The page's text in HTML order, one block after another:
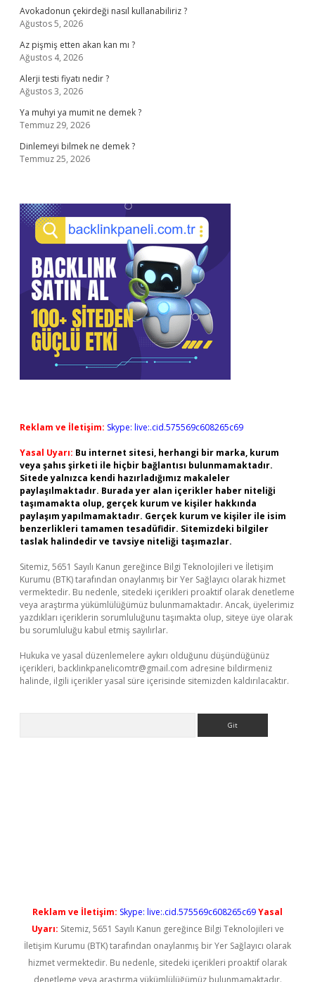
Avokadonun çekirdeği nasıl kullanabiliriz ?
Ağustos 5, 2026
Az pişmiş etten akan kan mı ?
Ağustos 4, 2026
Alerji testi fiyatı nedir ?
Ağustos 3, 2026
Ya muhyi ya mumit ne demek ?
Temmuz 29, 2026
Dinlemeyi bilmek ne demek ?
Temmuz 25, 2026
Reklam ve İletişim: Skype: live:.cid.575569c608265c69
Yasal Uyarı: Bu internet sitesi, herhangi bir marka, kurum
veya şahıs şirketi ile hiçbir bağlantısı bulunmamaktadır.
Sitede yalnızca kendi hazırladığımız makaleler
paylaşılmaktadır. Burada yer alan içerikler haber niteliği
taşımamakta olup, gerçek kurum ve kişiler hakkında
paylaşım yapılmamaktadır. Gerçek kurum ve kişiler ile isim
benzerlikleri tamamen tesadüfidir. Sitemizdeki bilgiler
taslak halindedir ve tavsiye niteliği taşımazlar.
Sitemiz, 5651 Sayılı Kanun gereğince Bilgi Teknolojileri ve İletişim
Kurumu (BTK) tarafından onaylanmış bir Yer Sağlayıcı olarak hizmet
vermektedir. Bu nedenle, sitedeki içerikleri proaktif olarak denetleme
veya araştırma yükümlülüğümüz bulunmamaktadır. Ancak, üyelerimiz
yazdıkları içeriklerin sorumluluğunu taşımakta olup, siteye üye olarak
bu sorumluluğu kabul etmiş sayılırlar.
Hukuka ve yasal düzenlemelere aykırı olduğunu düşündüğünüz
içerikleri, backlinkpanelicomtr@gmail.com adresine bildirmeniz
halinde, ilgili içerikler yasal süre içerisinde sitemizden kaldırılacaktır.
Reklam ve İletişim: Skype: live:.cid.575569c608265c69Yasal
Uyarı: Sitemiz, 5651 Sayılı Kanun gereğince Bilgi Teknolojileri ve
İletişim Kurumu (BTK) tarafından onaylanmış bir Yer Sağlayıcı olarak
hizmet vermektedir. Bu nedenle, sitedeki içerikleri proaktif olarak
denetleme veya araştırma yükümlülüğümüz bulunmamaktadır.